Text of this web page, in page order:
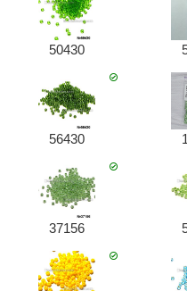
50430
56430
37156